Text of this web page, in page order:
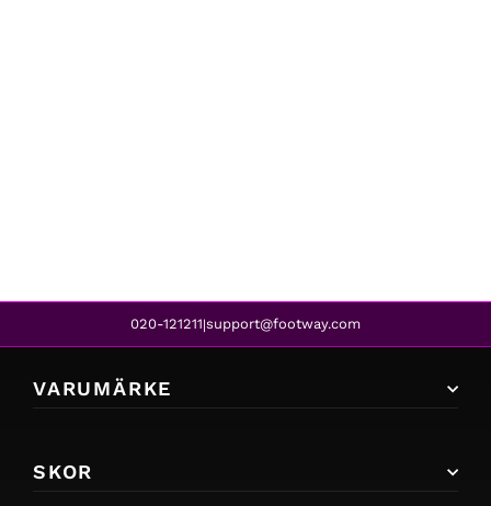
020-121211|support@footway.com
VARUMÄRKE
SKOR